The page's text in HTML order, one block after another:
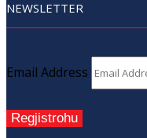
NEWSLETTER
Email Address
Regjistrohu